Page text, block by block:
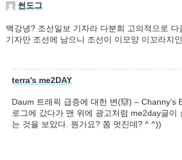
썬도그
백강녕? 조선일보 기자라 다분희 고의적으로 다
기자만 조선에 남으니 조선이 이모양 이꼬라지
terra's me2DAY
Daum 트래픽 급증에 대한 변(辯) – Channy’s
로그에 갔다가 맨 위에 광고처럼 me2day글이
는 것을 보았다. 뭔가요? 쫌 멋진데? ^ ^))